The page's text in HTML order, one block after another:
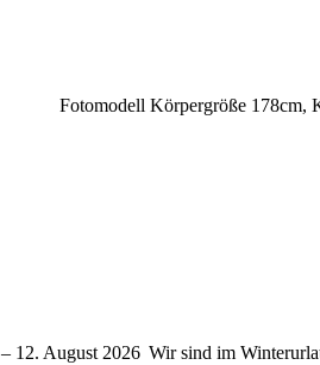
Fotomodell Körpergröße 178cm,
12. August 2026 Wir sind im